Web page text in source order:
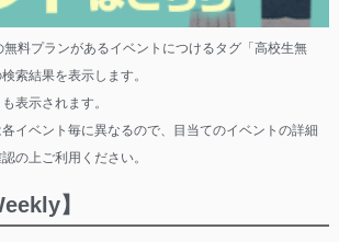
料プランがあるイベントにつけるタグ「高校生無
索結果を表示します。
表示されます。
イベント毎に異なるので、目当てのイベントの詳細
の上ご利用ください。
】